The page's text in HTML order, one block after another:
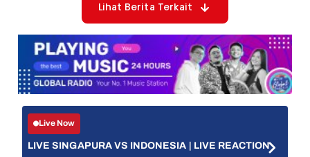
Lihat Berita Terkait
Live Now
LIVE SINGAPURA VS INDONESIA | LIVE REACTION